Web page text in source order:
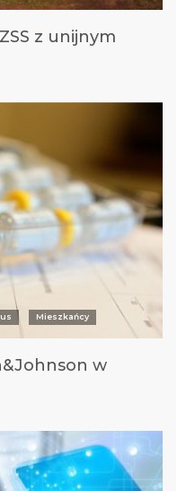
z unijnym
Mieszkańcy
w